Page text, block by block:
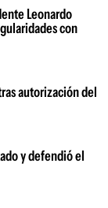
Leonardo
con
autorización del
y defendió el